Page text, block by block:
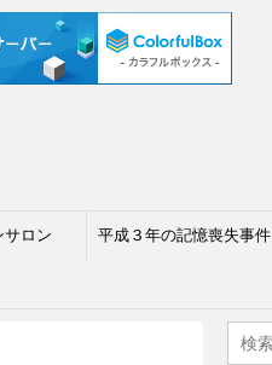
サロン 平成３年の記憶喪失事件